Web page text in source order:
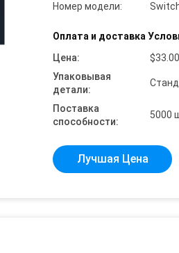
Номер модели:
Оплата и доставка
Цена:
Упаковывая
детали:
Поставка
способности:
5000
Лучшая Цена